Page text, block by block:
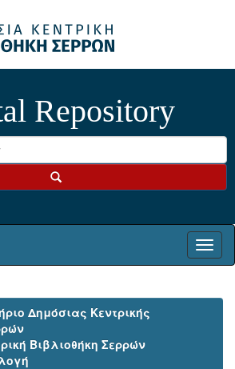
Repository
Δημόσιας Κεντρικής
Βιβλιοθήκη Σερρών